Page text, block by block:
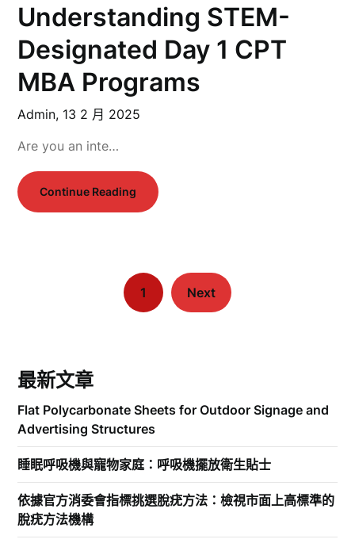
Understanding STEM-
Designated Day 1 CPT
MBA Programs
Admin, 13 2 月 2025
Are you an inte…
Continue Reading
1 Next
最新文章
Flat Polycarbonate Sheets for Outdoor Signage and
Advertising Structures
睡眠呼吸機與寵物家庭：呼吸機擺放衛生貼士
依據官方消委會指標挑選脫疣方法：檢視市面上高標準的
脫疣方法機構